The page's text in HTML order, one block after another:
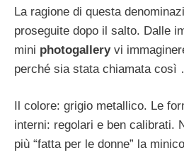
La ragione di questa
proseguite dopo il salto. Dalle
mini photogalleryvi
perché sia stata chiamata così
Il colore: grigio metallico. Le
interni: regolari e ben calibrati.
più “fatta per le donne” la